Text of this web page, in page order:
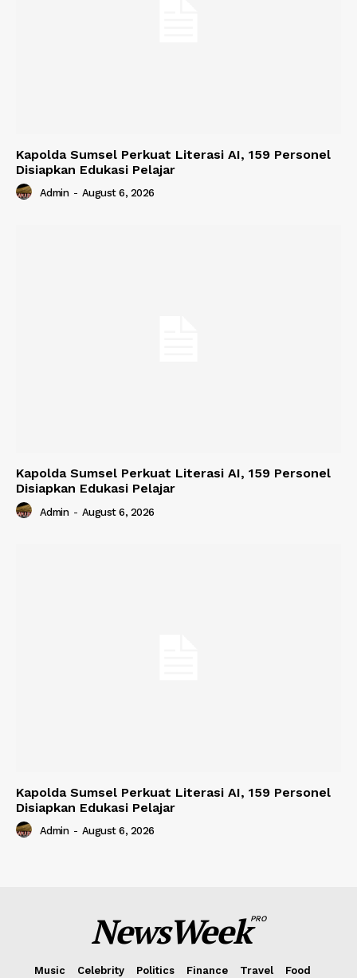
Kapolda Sumsel Perkuat Literasi AI, 159 Personel
Disiapkan Edukasi Pelajar
Admin - August 6, 2026
Kapolda Sumsel Perkuat Literasi AI, 159 Personel
Disiapkan Edukasi Pelajar
Admin - August 6, 2026
Kapolda Sumsel Perkuat Literasi AI, 159 Personel
Disiapkan Edukasi Pelajar
Admin - August 6, 2026
NewsWeekPRO
Music Celebrity Politics Finance Travel
Food